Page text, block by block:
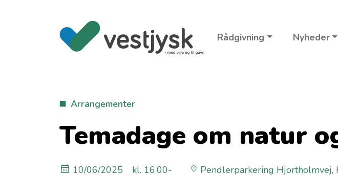
Rådgivning Nyheder
Arrangementer
Temadage om natur
10/06/2025
kl. 16.00-
Pendlerparkering Hjortholmvej,